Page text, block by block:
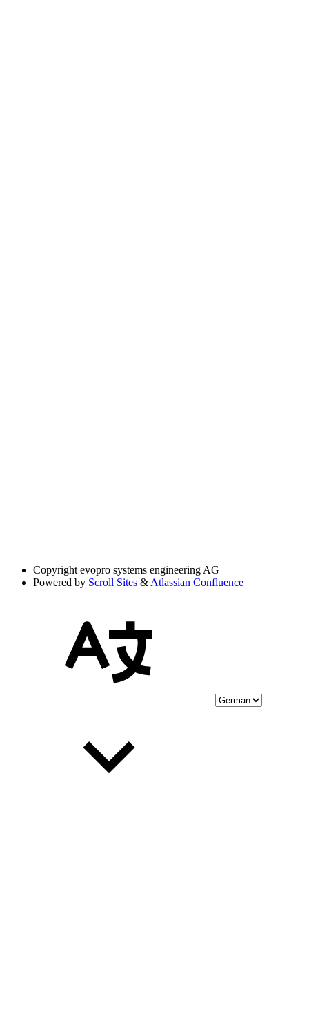
Copyright evopro systems engineering AG
Powered by Scroll Sites & Atlassian Confluence